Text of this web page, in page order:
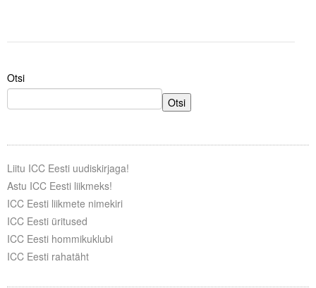
Otsi
Otsi
Liitu ICC Eesti uudiskirjaga!
Astu ICC Eesti liikmeks!
ICC Eesti liikmete nimekiri
ICC Eesti üritused
ICC Eesti hommikuklubi
ICC Eesti rahatäht